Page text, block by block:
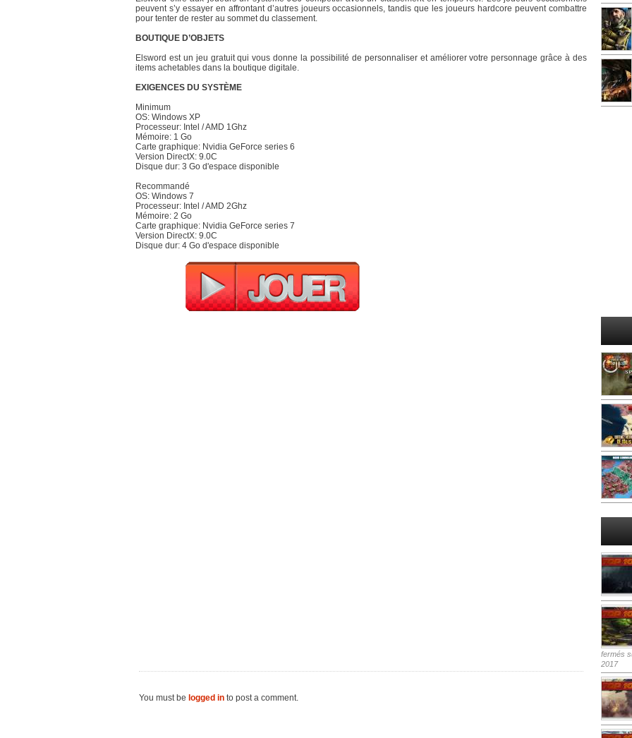
peuvent s’y essayer en affrontant d’autres joueurs occasionnels, tandis que les joueurs hardcore peuvent combattre
pour tenter de rester au sommet du classement.
BOUTIQUE D’OBJETS
Elsword est un jeu gratuit qui vous donne la possibilité de personnaliser et améliorer votre personnage grâce à des
items achetables dans la boutique digitale.
EXIGENCES DU SYSTÈME
Minimum
OS: Windows XP
Processeur: Intel / AMD 1Ghz
Mémoire: 1 Go
Carte graphique: Nvidia GeForce series 6
Version DirectX: 9.0C
Disque dur: 3 Go d'espace disponible
Recommandé
OS: Windows 7
Processeur: Intel / AMD 2Ghz
Mémoire: 2 Go
Carte graphique: Nvidia GeForce series 7
Version DirectX: 9.0C
Disque dur: 4 Go d'espace disponible
You must be logged in to post a comment.
fermés
2017